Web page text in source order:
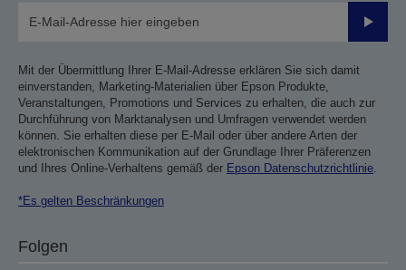
Mit der Übermittlung Ihrer E-Mail-Adresse erklären Sie sich damit
einverstanden, Marketing-Materialien über Epson Produkte,
Veranstaltungen, Promotions und Services zu erhalten, die auch zur
Durchführung von Marktanalysen und Umfragen verwendet werden
können. Sie erhalten diese per E-Mail oder über andere Arten der
elektronischen Kommunikation auf der Grundlage Ihrer Präferenzen
und Ihres Online-Verhaltens gemäß der Epson Datenschutzrichtlinie.
*Es gelten Beschränkungen
Folgen